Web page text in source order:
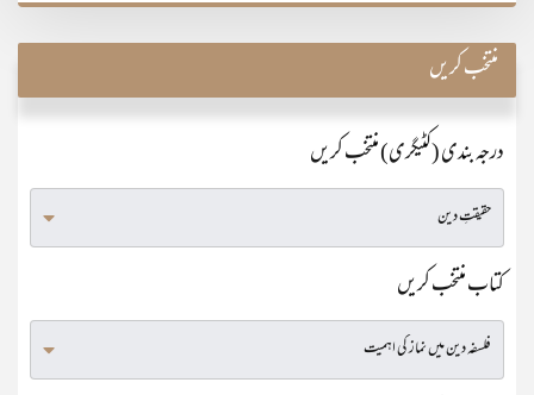
منتخب کریں
درجہ بندی (کٹیگری) منتخب کریں
کتاب منتخب کریں